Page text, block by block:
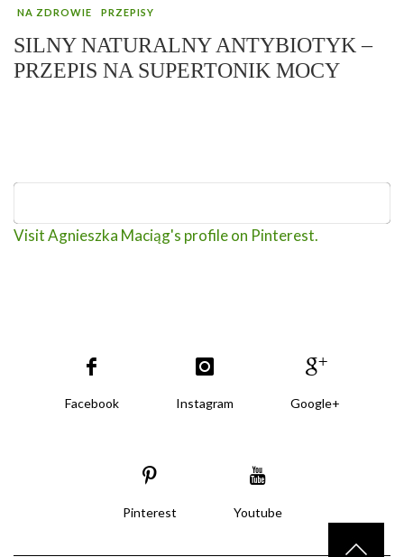
NA ZDROWIE PRZEPISY
SILNY NATURALNY ANTYBIOTYK –
PRZEPIS NA SUPERTONIK MOCY
Visit Agnieszka Maciąg's profile on Pinterest.
Facebook Instagram Google+
Pinterest Youtube